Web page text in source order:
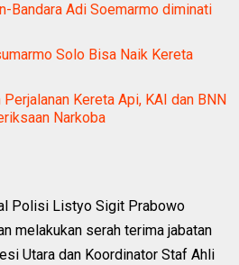
Bandara Adi Soemarmo diminati
Solo Bisa Naik Kereta
Kereta Api, KAI dan BNN
Narkoba
Polisi Listyo Sigit Prabowo
melakukan serah terima jabatan
Utara dan Koordinator Staf Ahli